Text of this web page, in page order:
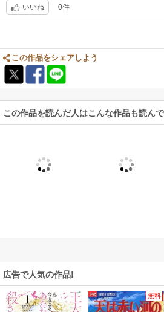
うよって思います。ラストも両思いだから
いいね 0件
この作品をシェアしよう
この作品を読んだ人はこんな作品も読ん
広告で人気の作品!
無料